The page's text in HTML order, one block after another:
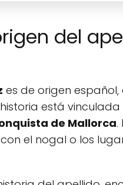
del
es de origen
está
de Mallorca.
el nogal o los